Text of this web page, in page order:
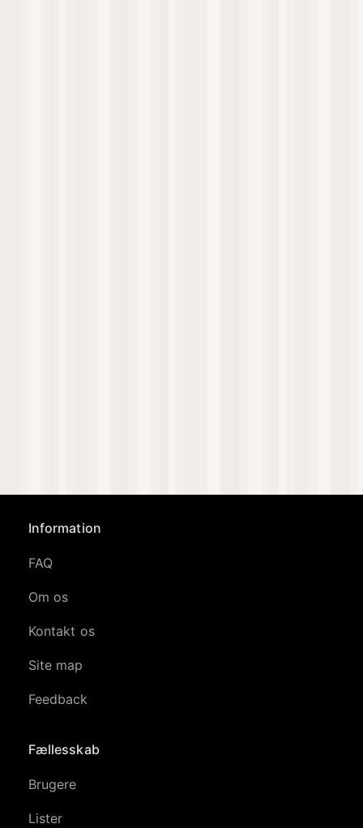
Information
FAQ
Om os
Kontakt os
Site map
Feedback
Fællesskab
Brugere
Lister